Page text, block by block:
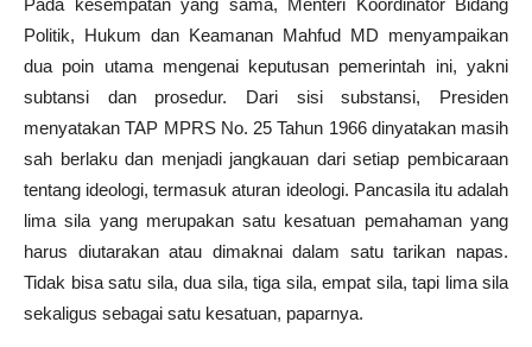
Politik, Hukum dan Keamanan Mahfud MD menyampaikan
dua poin utama mengenai keputusan pemerintah ini, yakni
subtansi dan prosedur. Dari sisi substansi, Presiden
menyatakan TAP MPRS No. 25 Tahun 1966 dinyatakan masih
sah berlaku dan menjadi jangkauan dari setiap pembicaraan
tentang ideologi, termasuk aturan ideologi. Pancasila itu adalah
lima sila yang merupakan satu kesatuan pemahaman yang
harus diutarakan atau dimaknai dalam satu tarikan napas.
Tidak bisa satu sila, dua sila, tiga sila, empat sila, tapi lima sila
sekaligus sebagai satu kesatuan, paparnya.